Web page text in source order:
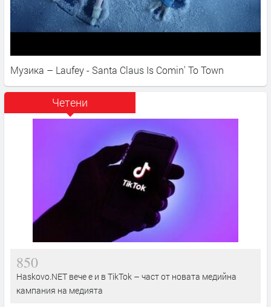
Музика – Laufey - Santa Claus Is Comin' To Town
Четени
850
Haskovo.NET вече е и в TikTok – част от новата медийна
кампания на медията